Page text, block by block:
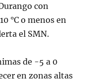
con
°C o menos en
el SMN.
de -5 a 0
en zonas altas